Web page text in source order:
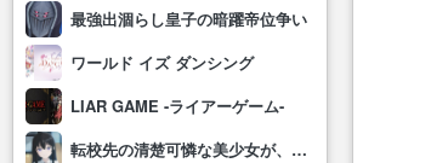
最強出涸らし皇子の暗躍帝位争い
ワールド イズ ダンシング
LIAR GAME -ライアーゲーム-
転校先の清楚可憐な美少女が、昔男子と思って一緒に遊んだ幼馴染だった件